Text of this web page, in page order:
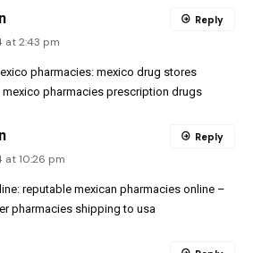
at 2:43 pm
pharmacies: mexico drug stores
mexico pharmacies prescription drugs
Reply
at 10:26 pm
reputable mexican pharmacies online –
pharmacies shipping to usa
Reply